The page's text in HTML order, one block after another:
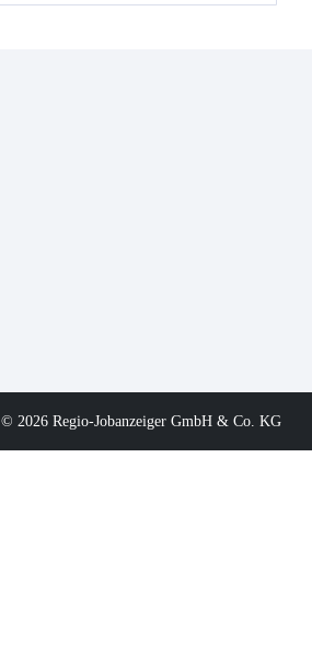
© 2026 Regio-Jobanzeiger GmbH & Co. KG